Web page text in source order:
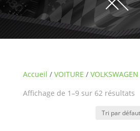
Accueil / VOITURE / VOLKSWAGEN
Affichage de 1–9 sur 62 résultats